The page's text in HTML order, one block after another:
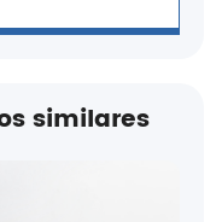
similares